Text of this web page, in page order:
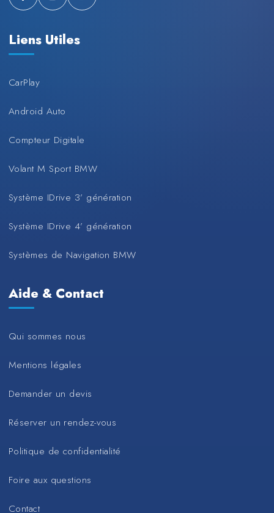
Liens Utiles
CarPlay
Android Auto
Compteur Digitale
Volant M Sport BMW
Système IDrive 3’ génération
Système IDrive 4’ génération
Systèmes de Navigation BMW
Aide & Contact
Qui sommes nous
Mentions légales
Demander un devis
Réserver un rendez-vous
Politique de confidentialité
Foire aux questions
Contact